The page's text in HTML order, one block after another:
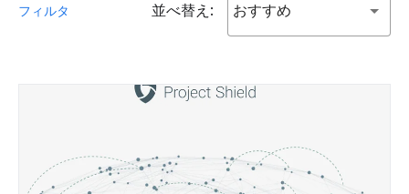
フィルタ 並べ替え: おすすめ